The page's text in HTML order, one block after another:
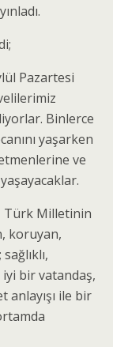
Pazartesi
Binlerce
yaşarken
ve
Türk Milletinin
koruyan,
bir vatandaş,
anlayışı ile bir